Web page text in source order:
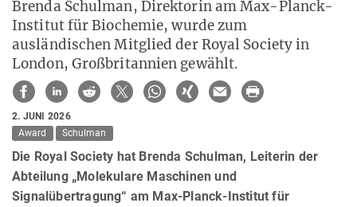
Brenda Schulman, Direktorin am Max-Planck-
Institut für Biochemie, wurde zum
ausländischen Mitglied der Royal Society in
London, Großbritannien gewählt.
2. JUNI 2026
Award
Schulman
Die Royal Society hat Brenda Schulman, Leiterin der
Abteilung „Molekulare Maschinen und
Signalübertragung“ am Max-Planck-Institut für